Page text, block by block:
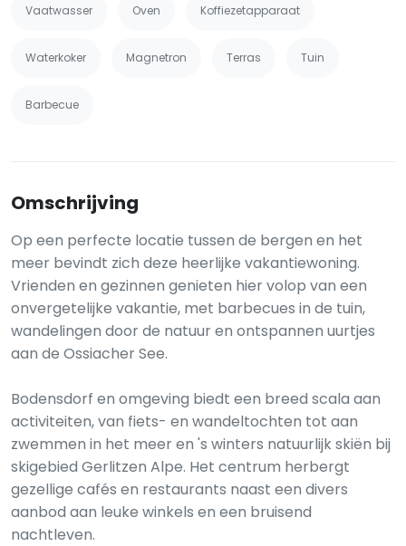
Vaatwasser Oven Koffiezetapparaat
Waterkoker Magnetron Terras Tuin
Barbecue
Omschrijving
Op een perfecte locatie tussen de bergen en het
meer bevindt zich deze heerlijke vakantiewoning.
Vrienden en gezinnen genieten hier volop van een
onvergetelijke vakantie, met barbecues in de tuin,
wandelingen door de natuur en ontspannen uurtjes
aan de Ossiacher See.
Bodensdorf en omgeving biedt een breed scala aan
activiteiten, van fiets- en wandeltochten tot aan
zwemmen in het meer en 's winters natuurlijk skiën bij
skigebied Gerlitzen Alpe. Het centrum herbergt
gezellige cafés en restaurants naast een divers
aanbod aan leuke winkels en een bruisend
nachtleven.